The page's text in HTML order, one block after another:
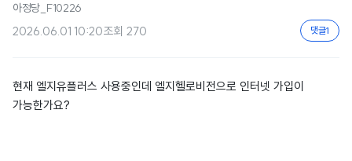
아정당_F10226
2026.06.01 10:20조회 270 댓글1
현재 엘지유플러스 사용중인데 엘지헬로비전으로 인터넷 가입이
가능한가요?